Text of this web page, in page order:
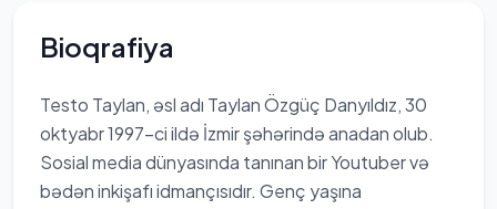
Bioqrafiya
Testo Taylan, əsl adı Taylan Özgüç Danyıldız, 30
oktyabr 1997-ci ildə İzmir şəhərində anadan olub.
Sosial media dünyasında tanınan bir Youtuber və
bədən inkişafı idmançısıdır. Genç yaşına